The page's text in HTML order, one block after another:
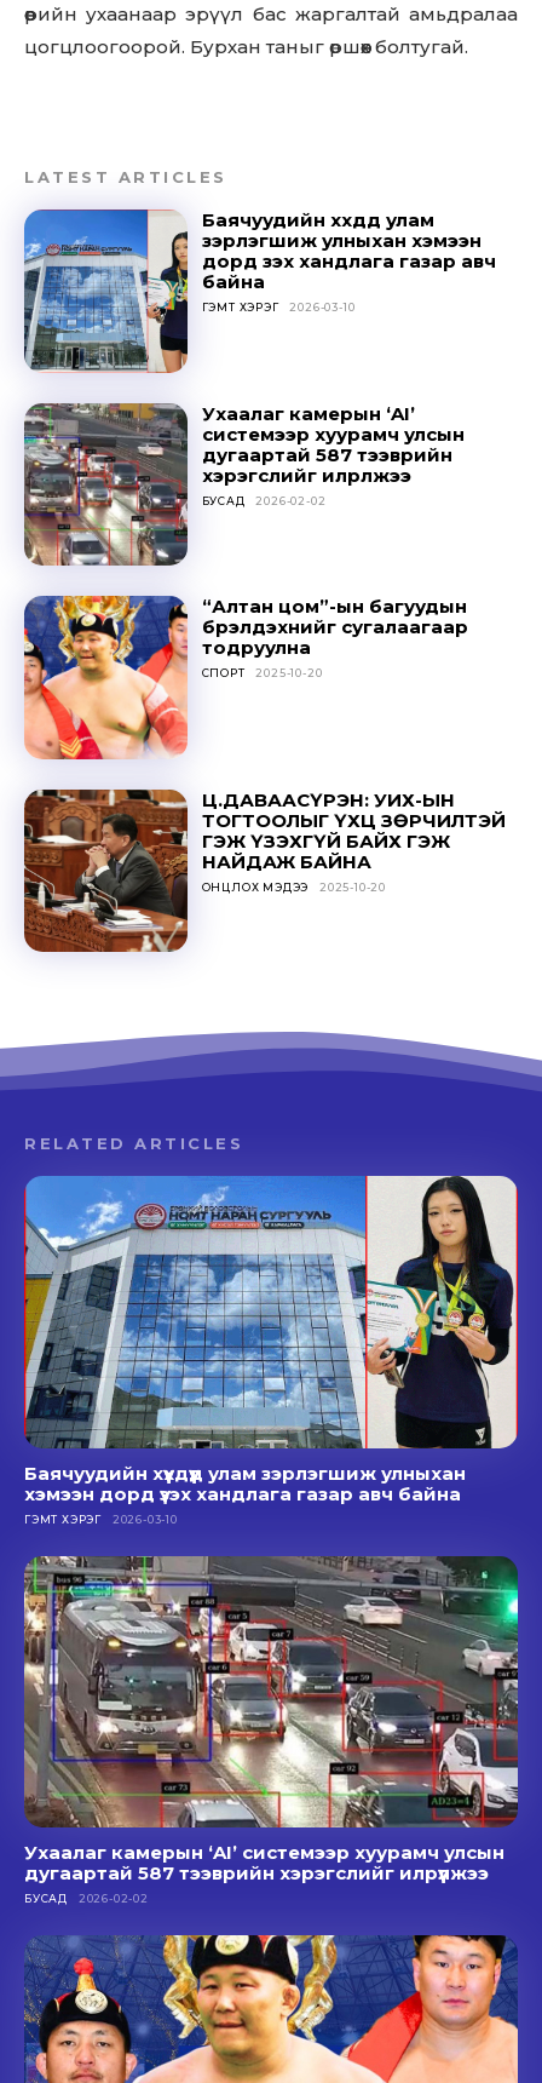
өөрийн ухаанаар эрүүл бас жаргалтай амьдралаа
цогцлоогоорой. Бурхан таныг өршөөх болтугай.
LATEST ARTICLES
Баячуудийн хүүхдүүд улам
зэрлэгшиж улныхан хэмээн
дорд үзэх хандлага газар авч
байна
ГЭМТ ХЭРЭГ 2026-03-10
Ухаалаг камерын ‘AI’
системээр хуурамч улсын
дугаартай 587 тээврийн
хэрэгслийг илрүүлжээ
БУСАД 2026-02-02
“Алтан цом”-ын багуудын
бүрэлдэхүүнийг сугалаагаар
тодруулна
СПОРТ 2025-10-20
Ц.ДАВААСҮРЭН: УИХ-ЫН
ТОГТООЛЫГ ҮХЦ ЗӨРЧИЛТЭЙ
ГЭЖ ҮЗЭХГҮЙ БАЙХ ГЭЖ
НАЙДАЖ БАЙНА
ОНЦЛОХ МЭДЭЭ 2025-10-20
RELATED ARTICLES
Баячуудийн хүүхдүүд улам зэрлэгшиж улныхан
хэмээн дорд үзэх хандлага газар авч байна
ГЭМТ ХЭРЭГ 2026-03-10
Ухаалаг камерын ‘AI’ системээр хуурамч улсын
дугаартай 587 тээврийн хэрэгслийг илрүүлжээ
БУСАД 2026-02-02